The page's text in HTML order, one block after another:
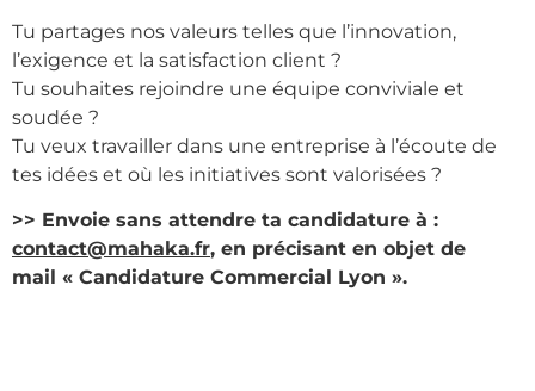
Tu partages nos valeurs telles que l’innovation,
l’exigence et la satisfaction client ?
Tu souhaites rejoindre une équipe conviviale et
soudée ?
Tu veux travailler dans une entreprise à l’écoute de
tes idées et où les initiatives sont valorisées ?
>> Envoie sans attendre ta candidature à :
contact@mahaka.fr, en précisant en objet de
mail « Candidature Commercial Lyon ».